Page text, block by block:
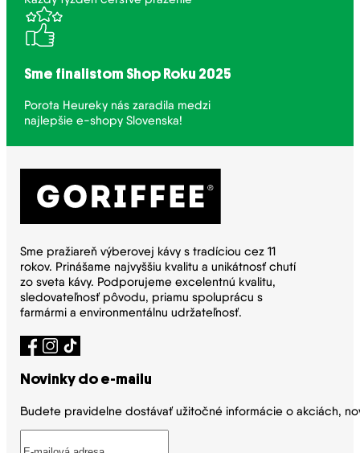
Sme finalistom Shop Roku 2025
Porota Heureky nás zaradila medzi
najlepšie e-shopy Slovenska!
Sme pražiareň výberovej kávy s tradíciou cez 11
rokov. Prinášame najvyššiu kvalitu a unikátnosť chutí
zo sveta kávy. Podporujeme excelentnú kvalitu,
sledovateľnosť pôvodu, priamu spoluprácu s
farmármi a environmentálnu udržateľnosť.
Novinky do e-mailu
Budete pravidelne dostávať užitočné informácie o akciách,